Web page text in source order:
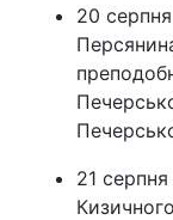
20
21